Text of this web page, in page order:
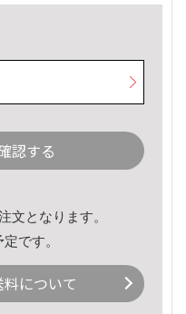
認する
文となります。
です。
について